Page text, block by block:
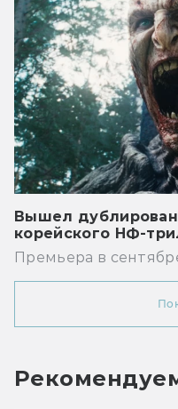
Вышел
корейского НФ-
Премьера в